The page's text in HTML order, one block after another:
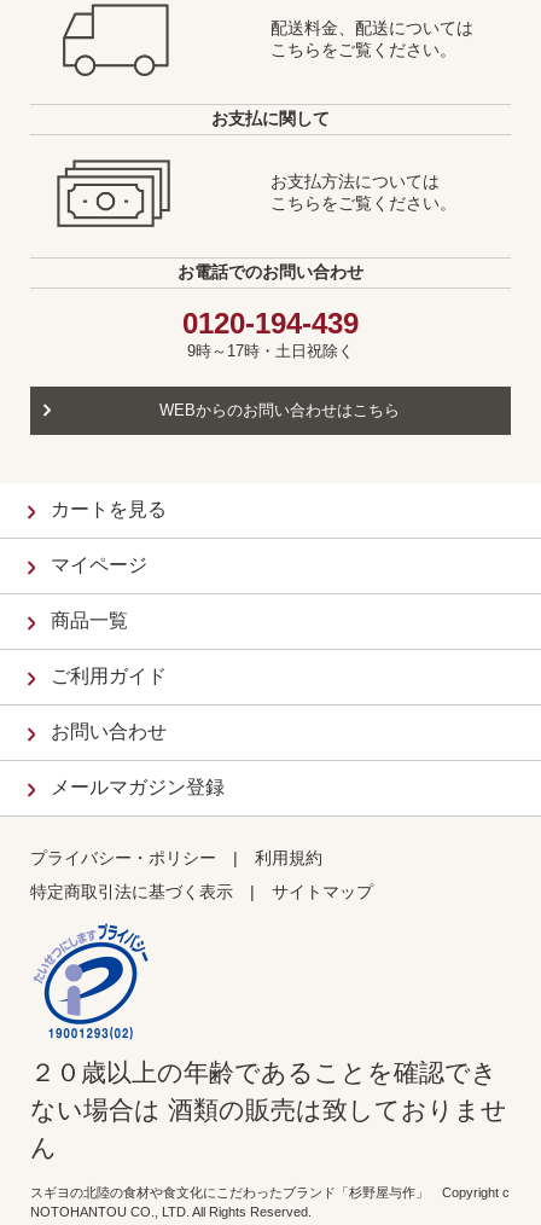
配送料金、配送については
こちらをご覧ください。
お支払に関して
お支払方法については
こちらをご覧ください。
お電話でのお問い合わせ
0120-194-439
9時～17時・土日祝除く
WEBからのお問い合わせはこちら
カートを見る
マイページ
商品一覧
ご利用ガイド
お問い合わせ
メールマガジン登録
プライバシー・ポリシー | 利用規約
特定商取引法に基づく表示 | サイトマップ
２０歳以上の年齢であることを確認でき
ない場合は 酒類の販売は致しておりませ
ん
スギヨの北陸の食材や食文化にこだわったブランド「杉野屋与作」 Copyright c
NOTOHANTOU CO., LTD. All Rights Reserved.